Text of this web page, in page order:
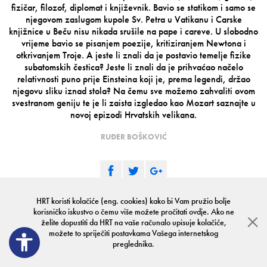
fizičar, filozof, diplomat i književnik. Bavio se statikom i samo se
njegovom zaslugom kupole Sv. Petra u Vatikanu i Carske
knjižnice u Beču nisu nikada srušile na pape i careve. U slobodno
vrijeme bavio se pisanjem poezije, kritiziranjem Newtona i
otkrivanjem Troje. A jeste li znali da je postavio temelje fizike
subatomskih čestica? Jeste li znali da je prihvaćao načelo
relativnosti puno prije Einsteina koji je, prema legendi, držao
njegovu sliku iznad stola? Na čemu sve možemo zahvaliti ovom
svestranom geniju te je li zaista izgledao kao Mozart saznajte u
novoj epizodi Hrvatskih velikana.
RUĐER BOŠKOVIĆ
HRVATSKI VELIKANI 2
HRT koristi kolačiće (eng. cookies) kako bi Vam pružio bolje
korisničko iskustvo o čemu više možete pročitatiovdje. Ako ne
želite dopustiti da HRT na vaše računalo upisuje kolačiće,
možete to spriječiti postavkama Vašega internetskog
preglednika.